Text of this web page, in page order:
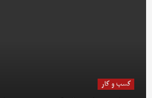
کسب و کار